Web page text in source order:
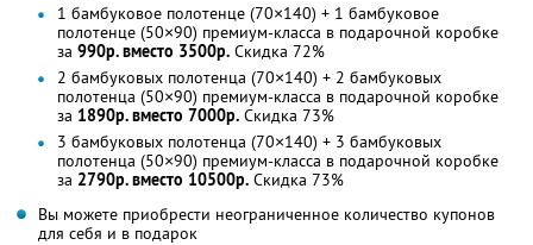
1 бамбуковое полотенце (70×140) + 1 бамбуковое
полотенце (50×90) премиум-класса в подарочной коробке
за 990р. вместо 3500р. Скидка 72%
2 бамбуковых полотенца (70×140) + 2 бамбуковых
полотенца (50×90) премиум-класса в подарочной коробке
за 1890р. вместо 7000р. Скидка 73%
3 бамбуковых полотенца (70×140) + 3 бамбуковых
полотенца (50×90) премиум-класса в подарочной коробке
за 2790р. вместо 10500р. Скидка 73%
Вы можете приобрести неограниченное количество купонов
для себя и в подарок